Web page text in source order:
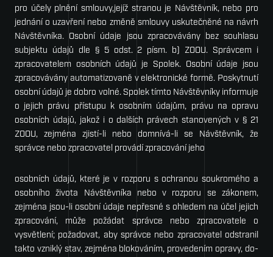
pro účely plnění smlouvy,jejíž stranou je Návštěvník, nebo pro
jednání o uzavření nebo změně smlouvy uskutečněné na návrh
Návštěvníka. Osobní údaje jsou zpracovávány bez souhlasu
subjektu údajů dle § 5 odst. 2 písm. b) ZOOU. Správcem i
zpracovatelem osobních údajů je Spolek. Osobní údaje jsou
zpracovávány automatizovaně v elektronické formě. Poskytnutí
osobní údajů je dobro­ volné. Spolek tímto Návštěvníky informuje
o jejich právu přístupu k osobním údajům, právu na opravu
osobních údajů, jakož i o dalších právech stanovených v § 21
ZOOU, zejména zjistí-li nebo domnívá-li se Návštěvník, že
správce nebo zpracovatel provádí zpracování jeho
osobních údajů, které je v rozporu s ochranou soukromého a
osobního života Návštěvníka nebo v rozporu se zákonem,
zejména jsou-li osobní údaje nepřesné s ohledem na účel jejich
zpracování, může požádat správce nebo zpracovatele o
vysvětlení; požadovat, aby správce nebo zpracovatel odstranil
takto vzniklý stav, zejména blokováním, provedením opravy, do­